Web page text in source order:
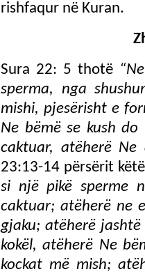
rishfaqur në Kuran.
Sura 22: 5 thotë
sperma, nga
mishi, pjesërisht e
Ne bëmë se kush
caktuar, atëherë
23:13-14 përsërit
si një pikë sperme
caktuar; atëherë ne
gjaku; atëherë
kokël, atëherë Ne
kockat më mish;